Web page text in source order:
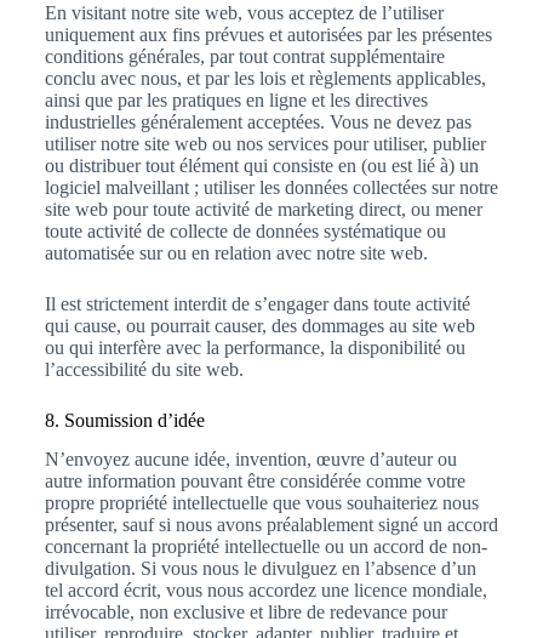
En visitant notre site web, vous acceptez de l’utiliser
uniquement aux fins prévues et autorisées par les présentes
conditions générales, par tout contrat supplémentaire
conclu avec nous, et par les lois et règlements applicables,
ainsi que par les pratiques en ligne et les directives
industrielles généralement acceptées. Vous ne devez pas
utiliser notre site web ou nos services pour utiliser, publier
ou distribuer tout élément qui consiste en (ou est lié à) un
logiciel malveillant ; utiliser les données collectées sur notre
site web pour toute activité de marketing direct, ou mener
toute activité de collecte de données systématique ou
automatisée sur ou en relation avec notre site web.
Il est strictement interdit de s’engager dans toute activité
qui cause, ou pourrait causer, des dommages au site web
ou qui interfère avec la performance, la disponibilité ou
l’accessibilité du site web.
8. Soumission d’idée
N’envoyez aucune idée, invention, œuvre d’auteur ou
autre information pouvant être considérée comme votre
propre propriété intellectuelle que vous souhaiteriez nous
présenter, sauf si nous avons préalablement signé un accord
concernant la propriété intellectuelle ou un accord de non-
divulgation. Si vous nous le divulguez en l’absence d’un
tel accord écrit, vous nous accordez une licence mondiale,
irrévocable, non exclusive et libre de redevance pour